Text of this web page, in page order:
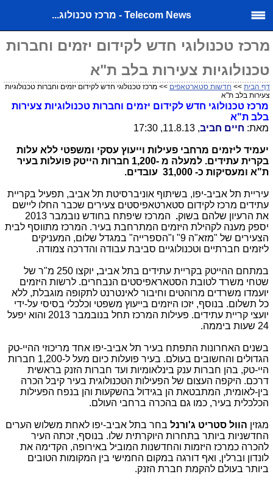
Telecom News - מרכז טכנולוג...
מרכז טכנולוגי חדש לקידום יזמים וחברות
טכנולוגיות צעירות בלב ת"א
דף הבית >> חדשות סטארטאפים >> מרכז טכנולוגי חדש לקידום יזמים וחברות טכנולוגיות
צעירות בלב ת"א
מרכז טכנולוגי חדש לקידום יזמים וחברות טכנולוגיות צעירות
בלב ת"א
מאת: חיים חביב, 11.8.13, 17:30
יעמיד ליזמים מרחבי פעילות וייעוץ עסקי ומשפטי ללא עלות
בקרית עתידים. למעלה מ -1,200 חברות הייטק פועלות בעיר
ת"א ומעסיקות כ- 31,000 עובדים.
עיריית תל אביב-יפו, בשיתוף אוניברסיטת תל אביב, תפעיל בקריית
עתידים מרכז לקידום סטארטאפיסטים צעירים שכבר החלו ליישם
את הרעיון שלהם בשוק.
המרכז שיפתח בחודש נובמבר 2013
יספק מענה לקהילת היזמים המתרחבת בעיר. המרכז מתווסף לבית
הצעירים של "מזא"ה 9" ו"הספרייה" במגדל שלום, המעניקים
ליזמים חברתיים וטכנולוגיים סביבת עבודה והדרכה צמודה.
במתחם ההייטק בקריית עתידים בתל אביב,
יוקצו 250 מ"ר של
שטחי משרד לטובת הסטאראפיסטים הנבחרים. לרשות היזמים
יועמדו משרדים מרוהטים וחיבור לאינטרנט לתקופה מוגבלת, ללא
כל תשלום. בנוסף, יזכו היזמים בייעוץ משפטי וכלכלי בסיסי על-ידי
יועצי קריית עתידים. פעילות המרכז תחל בנובמבר 2013 והוא יפעל
24 שעות ביממה.
בשנים האחרונות התפתח בעיר תל אביב-יפו אחד מריכוזי ההיי-טק
הגדולים והחשובים בעולם. בעיר פועלות כיום מעל ל-1,200 חברות
היי-טק, בהן חברות ענק בינלאומיות ועד חברות הזנק בראשית
דרכם. היקפה העצום של הפעילות הטכנולוגית בעיר קיבל הכרה
בין-לאומית, המתבטאת הן בגידול בהשקעות והן בנפח הפעילות
הכלכלית בעיר, כמו גם בהכרה ברחבי העולם.
מגזין הוול סטריט ג'ורנל בחר בתל אביב-יפו לאחת משלוש הערים
החדשניות ביותר בתחרות היוקרתית שלו. בנוסף, זכתה העיר
להכרה כמרכז היזמות והחדשנות המוביל באירופה, הקדימה את
לונדון וברלין, ואף דורגה במקום החמישי בין המקומות הטובים
ביותר בעולם להקמת חברת הזנק.